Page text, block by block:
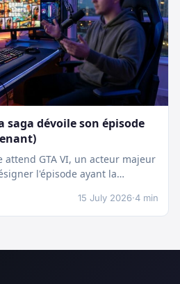
saga dévoile son épisode
GTA VI, un acteur majeur
l'épisode ayant la…
15 July 2026·4 min